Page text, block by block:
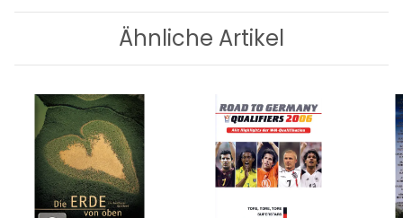
Ähnliche Artikel